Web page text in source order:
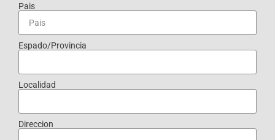
Pais
Espado/Provincia
Localidad
Direccion